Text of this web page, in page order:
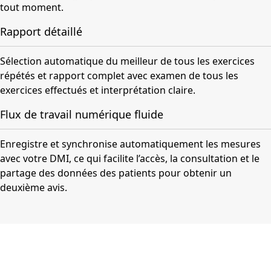
tout moment.
Rapport détaillé
Sélection automatique du meilleur de tous les exercices
répétés et rapport complet avec examen de tous les
exercices effectués et interprétation claire.
Flux de travail numérique fluide
Enregistre et synchronise automatiquement les mesures
avec votre DMI, ce qui facilite l’accès, la consultation et le
partage des données des patients pour obtenir un
deuxième avis.